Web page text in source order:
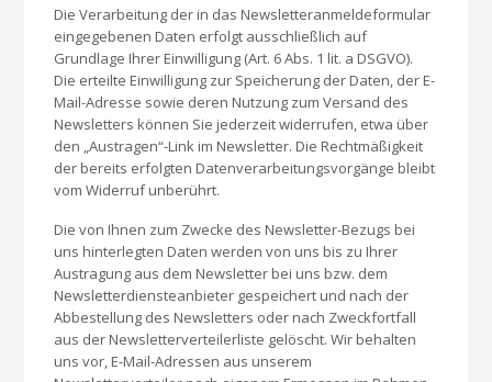
Die Verarbeitung der in das Newsletteranmeldeformular
eingegebenen Daten erfolgt ausschließlich auf
Grundlage Ihrer Einwilligung (Art. 6 Abs. 1 lit. a DSGVO).
Die erteilte Einwilligung zur Speicherung der Daten, der E-
Mail-Adresse sowie deren Nutzung zum Versand des
Newsletters können Sie jederzeit widerrufen, etwa über
den „Austragen“-Link im Newsletter. Die Rechtmäßigkeit
der bereits erfolgten Datenverarbeitungsvorgänge bleibt
vom Widerruf unberührt.
Die von Ihnen zum Zwecke des Newsletter-Bezugs bei
uns hinterlegten Daten werden von uns bis zu Ihrer
Austragung aus dem Newsletter bei uns bzw. dem
Newsletterdiensteanbieter gespeichert und nach der
Abbestellung des Newsletters oder nach Zweckfortfall
aus der Newsletterverteilerliste gelöscht. Wir behalten
uns vor, E-Mail-Adressen aus unserem